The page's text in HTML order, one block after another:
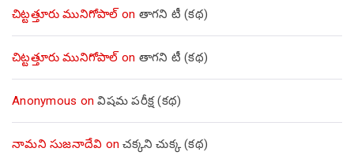
చిట్టత్తూరు మునిగోపాల్on తాగని టీ (కథ)
చిట్టత్తూరు మునిగోపాల్on తాగని టీ (కథ)
Anonymous onవిషమ పరీక్ష (క‌థ‌)
నామని సుజనాదేవి onచక్కని చుక్క (కథ)